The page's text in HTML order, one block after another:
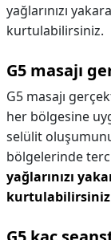
yağlarınızı
kurtulabilirsiniz.
G5 masajı
G5 masajı
her bölgesine
selülit
bölgelerinde
yağlarınızı
kurtulabilirsiniz